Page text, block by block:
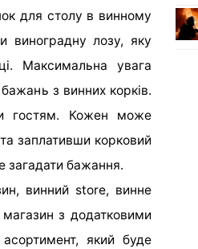
для столу в винному
виноградну лозу, яку
Максимальна увага
з винних корків.
гостям. Кожен може
заплативши корковий
загадати бажання.
винний store, винне
з додатковими
який буде